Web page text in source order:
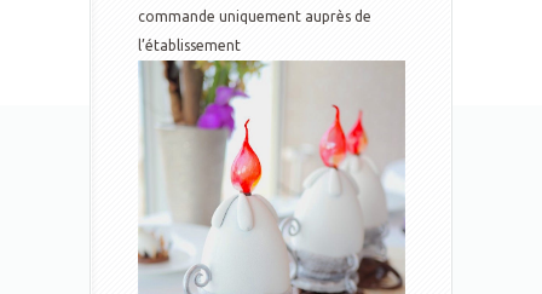
commande uniquement auprès de
l’établissement